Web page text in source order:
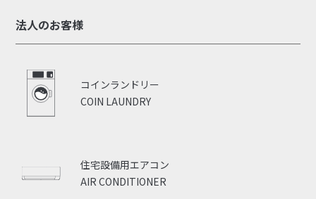
法人のお客様
COIN LAUNDRY
コインランドリー
AIR CONDITIONER
住宅設備用エアコン